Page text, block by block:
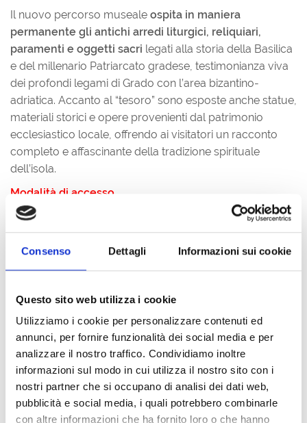
Consenso Dettagli Informazioni sui cookie
Questo sito web utilizza i cookie
Utilizziamo i cookie per personalizzare contenuti ed
annunci, per fornire funzionalità dei social media e per
analizzare il nostro traffico. Condividiamo inoltre
informazioni sul modo in cui utilizza il nostro sito con i
nostri partner che si occupano di analisi dei dati web,
pubblicità e social media, i quali potrebbero combinarle
con altre informazioni che ha fornito loro o che hanno
Il nuovo percorso museale ospita in maniera
permanente gli antichi arredi liturgici, reliquiari,
paramenti e oggetti sacri legati alla storia della Basilica
e del millenario Patriarcato gradese, testimonianza viva
dei profondi legami di Grado con l’area bizantino-
adriatica. Accanto al “tesoro” sono esposte anche statue,
materiali storici e opere provenienti dal patrimonio
ecclesiastico locale, offrendo ai visitatori un racconto
completo e affascinante della tradizione spirituale
dell’isola.
Modalità di accesso
Ingresso a pagamento.
età superiore ai 65 anni compiuti; gruppi di almeno 10
persone; residenti nel Comune di Grado e dipendenti
del Comune di Grado.
Biglietto FAMILY (biglietto a tariffa ridotta per tutti i
componenti di famiglie composte da due adulti e
almeno un minorenne).
Ingresso omaggio: - cittadini UE di età inferiore ai 18